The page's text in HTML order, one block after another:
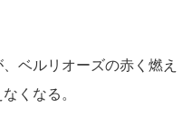
ベルリオーズの赤く燃え
くなる。